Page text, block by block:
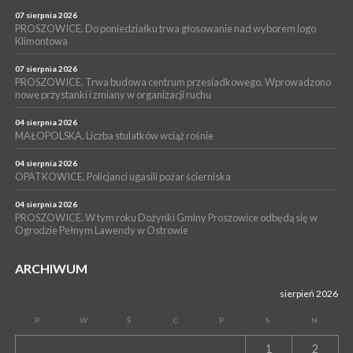
Pałecznicy będą obsługiwani w Proszowicach
WYDARZENIA
PROSZOWICE. W parku Warsztaty Edukacyjno-Przyrodnicze
NOC CIEM
15 lipca 2026
PROSZOWICE. Już za tydzień kolejne zajęcia z cyklu „Wakacyjne
07 sierpnia 2026
PROSZOWICE. Do poniedziałku trwa głosowanie nad wyborem logo
Klimontowa
07 sierpnia 2026
PROSZOWICE. Trwa budowa centrum przesiadkowego. Wprowadzono
nowe przystanki i zmiany w organizacji ruchu
04 sierpnia 2026
MAŁOPOLSKA. Liczba stulatków wciąż rośnie
04 sierpnia 2026
OPATKOWICE. Policjanci ugasili pożar ścierniska
04 sierpnia 2026
PROSZOWICE. W tym roku Dożynki Gminy Proszowice odbędą się w
Ogrodzie Pełnym Lawendy w Ostrowie
ARCHIWUM
sierpień 2026
P W Ś C P S N
1 2